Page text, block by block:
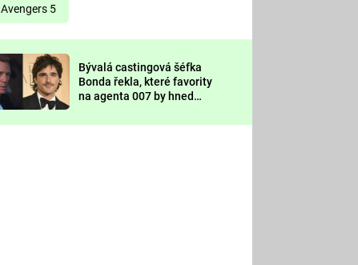
Prima LAJK
Sledujte nás
Avengers 5
Bývalá castingová šéfka
Bonda řekla, které favority
na agenta 007 by hned